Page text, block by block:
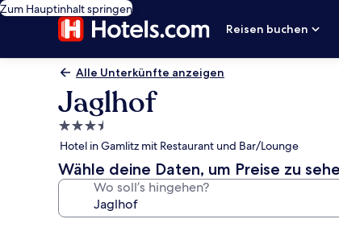
Zum Hauptinhalt springen
Reisen buchen
Alle Unterkünfte anzeigen
Jaglhof
3.5-
Sterne-
Unterkunft
Hotel in Gamlitz mit Restaurant und Bar/Lounge
Wähle deine Daten, um Preise zu
Wo soll’s hingehen?